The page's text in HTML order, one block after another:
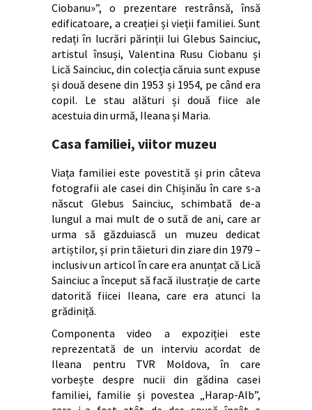
Ciobanu»”, o prezentare restrânsă, însă
edificatoare, a creației și vieții familiei. Sunt
redați în lucrări părinții lui Glebus Sainciuc,
artistul însuși, Valentina Rusu Ciobanu și
Lică Sainciuc, din colecția căruia sunt expuse
și două desene din 1953 și 1954, pe când era
copil. Le stau alături și două fiice ale
acestuia din urmă, Ileana și Maria.
Casa familiei, viitor muzeu
Viața familiei este povestită și prin câteva
fotografii ale casei din Chișinău în care s-a
născut Glebus Sainciuc, schimbată de-a
lungul a mai mult de o sută de ani, care ar
urma să găzduiască un muzeu dedicat
artiștilor, și prin tăieturi din ziare din 1979 –
inclusiv un articol în care era anunțat că Lică
Sainciuc a început să facă ilustrație de carte
datorită fiicei Ileana, care era atunci la
grădiniță.
Componenta video a expoziției este
reprezentată de un interviu acordat de
Ileana pentru TVR Moldova, în care
vorbește despre nucii din gădina casei
familiei, familie și povestea „Harap-Alb”,